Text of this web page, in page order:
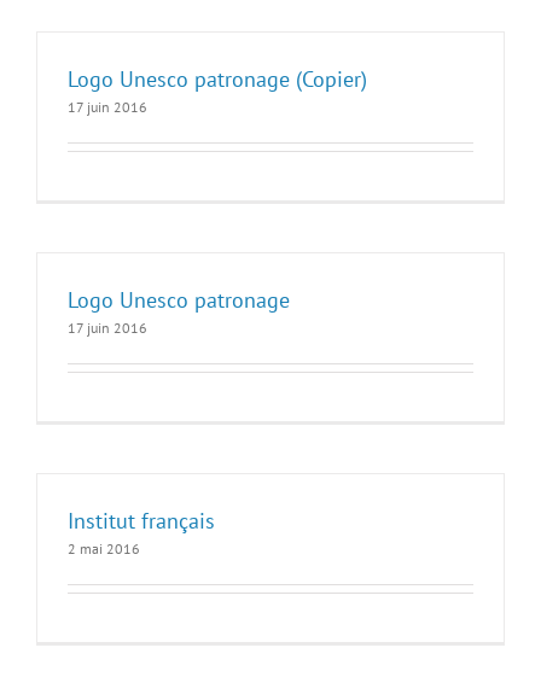
Logo Unesco patronage (Copier)
17 juin 2016
Logo Unesco patronage
17 juin 2016
Institut français
2 mai 2016